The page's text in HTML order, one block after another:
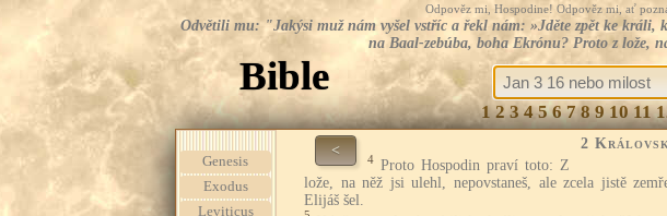
Odpověz mi, Hospodine! Odpověz mi, ať
Odvětili mu: "Jakýsi muž nám vyšel vstříc a řekl nám: »Jděte zpět ke králi,
na Baal-zebúba, boha Ekrónu? Proto z lože,
Bible
1 2 3 4 5 6 7 8 9 10 11
Genesis
Exodus
Leviticus
< 2
4 Proto Hospodin praví toto: Z
lože, na něž jsi ulehl, nepovstaneš, ale zcela jistě
Elijáš šel.